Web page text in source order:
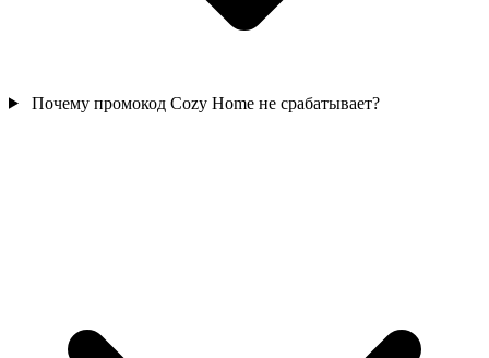
Почему промокод Cozy Home не срабатывает?